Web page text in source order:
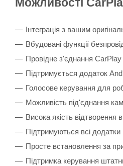
Можливості
Інтеграція з вашим
Вбудовані функції
Провідне з'єднання
Підтримується додаток
Голосове керування для
Можливість під'єднання
Висока якість відтворення
Підтримуються всі
Просте встановлення за
Підтримка керування